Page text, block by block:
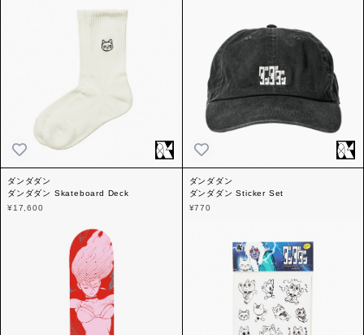
ダンダダン
ダンダダン Skateboard Deck
¥17,600
ダンダダン
ダンダダン Sticker Set
¥770